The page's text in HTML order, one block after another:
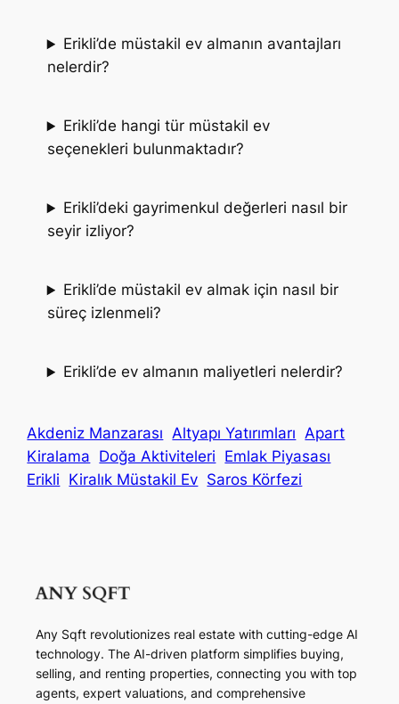
Erikli’de müstakil ev almanın avantajları
nelerdir?
Erikli’de hangi tür müstakil ev
seçenekleri bulunmaktadır?
Erikli’deki gayrimenkul değerleri nasıl bir
seyir izliyor?
Erikli’de müstakil ev almak için nasıl bir
süreç izlenmeli?
Erikli’de ev almanın maliyetleri nelerdir?
Akdeniz Manzarası Altyapı Yatırımları Apart
Kiralama Doğa Aktiviteleri Emlak Piyasası
Erikli Kiralık Müstakil Ev Saros Körfezi
Any Sqft revolutionizes real estate with cutting-edge AI
technology. The AI-driven platform simplifies buying,
selling, and renting properties, connecting you with top
agents, expert valuations, and comprehensive